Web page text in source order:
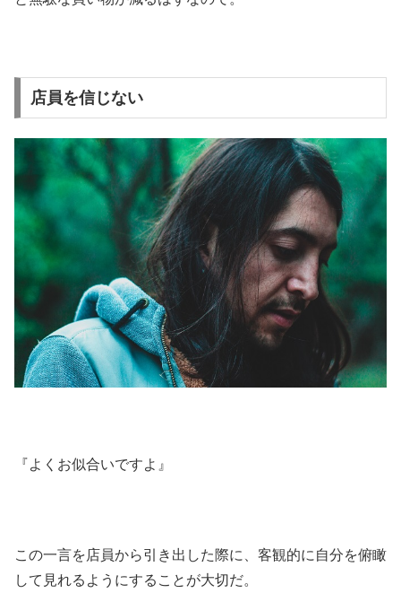
店員を信じない
『よくお似合いですよ』
この一言を店員から引き出した際に、客観的に自分を俯瞰
して見れるようにすることが大切だ。